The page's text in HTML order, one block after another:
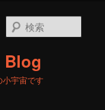
Blog
宇宙です
索